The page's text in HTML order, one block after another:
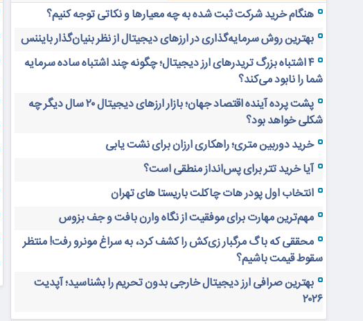
هنگام خرید شرکت ثبت شده به چه معیارها و نکاتی توجه کنیم؟
بهترین روش سرمایه‌گذاری در ارزهای دیجیتال از نظر بنیان‌گذار بایننس
۴ اشتباه بزرگ تریدرهای ارز دیجیتال؛ چگونه چند اشتباه ساده سرمایه
شما را نابود می‌کند؟
پشت پرده آینده اقتصاد جهان؛ بازار ارزهای دیجیتال ۲۰ سال دیگر چه
شکلی خواهد بود؟
خرید دوربین متری؛ راهکاری ارزان برای نشت یابی
آیا خرید تتر برای پس‌انداز منطقی است؟
انتخاب اول پودر هات چاکلت باریستا های تهران
مهم‌ترین مهارت برای موفقیت از نگاه وارن بافت و جف بزوس
محققی که باگ مرگبار زی‌کش را کشف کرد، به سراغ مونرو رفت! منتظر
سقوط قیمت باشیم؟
بهترین صرافی ارز دیجیتال خارجی بدون تحریم را بشناسید؛ آپدیت
۲۰۲۶